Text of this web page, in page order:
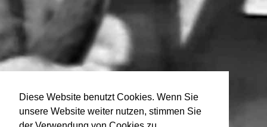
Diese Website benutzt Cookies. Wenn Sie
unsere Website weiter nutzen, stimmen Sie